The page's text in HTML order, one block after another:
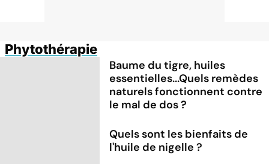
Phytothérapie
Baume du tigre, huiles
essentielles...Quels remèdes
naturels fonctionnent contre
le mal de dos ?
Quels sont les bienfaits de
l'huile de nigelle ?